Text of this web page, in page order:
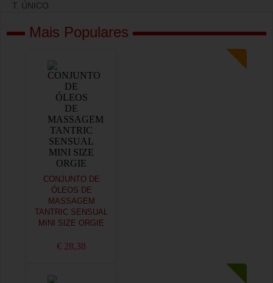
T. ÚNICO
Mais Populares
CONJUNTO DE
ÓLEOS DE
MASSAGEM
TANTRIC SENSUAL
MINI SIZE ORGIE
€ 28,38